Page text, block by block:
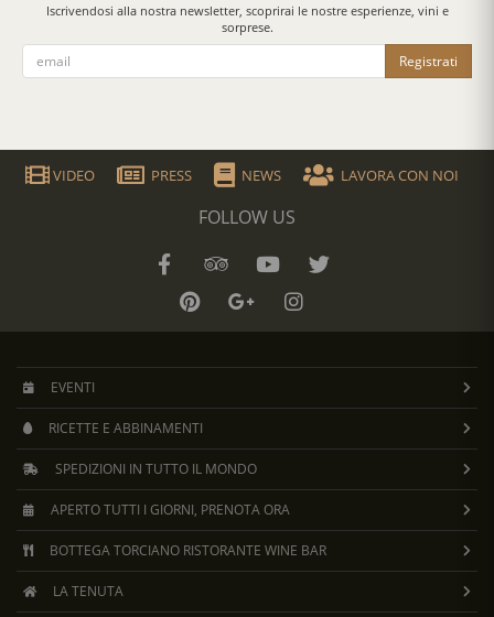
Iscrivendosi alla nostra newsletter, scoprirai le nostre esperienze, vini e
sorprese.
Registrati
VIDEO PRESS NEWS LAVORA CON NOI
FOLLOW US
EVENTI
RICETTE E ABBINAMENTI
SPEDIZIONI IN TUTTO IL MONDO
APERTO TUTTI I GIORNI, PRENOTA ORA
BOTTEGA TORCIANO RISTORANTE WINE BAR
LA TENUTA